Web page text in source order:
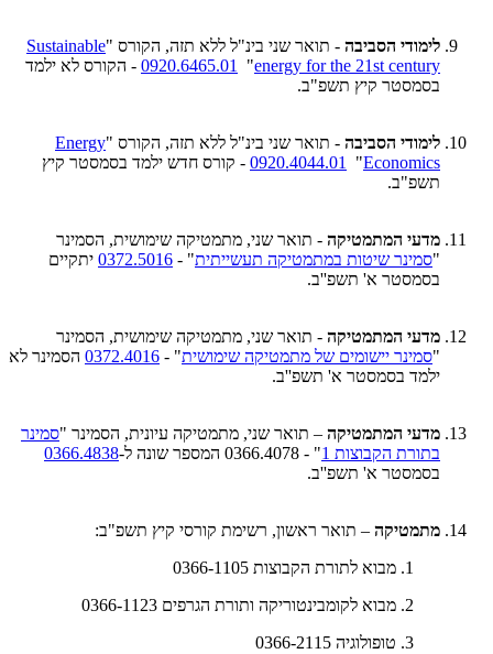
לימודי הסביבה - תואר שני בינ"ל ללא תזה, הקורס "Sustainable
energy for the 21st century
" ‏
0920.6465.01 - הקורס לא ילמד
בסמסטר קיץ תשפ"ב.
לימודי הסביבה - תואר שני בינ"ל ללא תזה, הקורס "Energy
Economics
" ‏
0920.4044.01 - קורס חדש ילמד בסמסטר קיץ
תשפ"ב.
מדעי המתמטיקה - תואר שני, מתמטיקה שימושית, הסמינר
"סמינר שיטות במתמטיקה תעשייתית" -
0372.5016 יתקיים
בסמסטר א' תשפ''ב.
מדעי המתמטיקה - תואר שני, מתמטיקה שימושית, הסמינר
"סמינר יישומים של מתמטיקה שימושית" -
0372.4016 הסמינר לא
ילמד בסמסטר א' תשפ''ב.
מדעי המתמטיקה – תואר שני, מתמטיקה עיונית, הסמינר "סמינר
בתורת הקבוצות 1
" - 0366.4078 המספר שונה ל-
0366.4838
בסמסטר א' תשפ''ב.
מתמטיקה – תואר ראשון, רשימת קורסי קיץ תשפ"ב:
מבוא לתורת הקבוצות 0366-1105
מבוא לקומבינטוריקה ותורת הגרפים 0366-1123
טופולוגיה 0366-2115